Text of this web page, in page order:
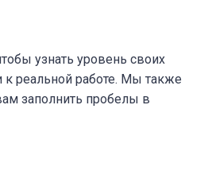
узнать уровень своих
к реальной работе. Мы также
заполнить пробелы в